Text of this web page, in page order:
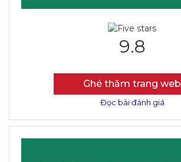
9.8
Ghé thăm trang web
Đọc bài đánh giá